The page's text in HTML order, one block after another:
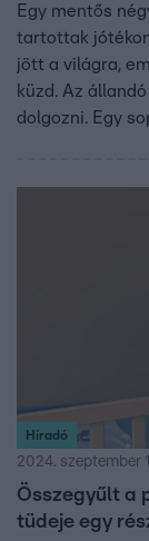
Egy mentős
tartottak
jött a világra,
küzd. Az
dolgozni. Egy
Híradó
2024. szeptember
Összegyűlt a
tüdeje egy